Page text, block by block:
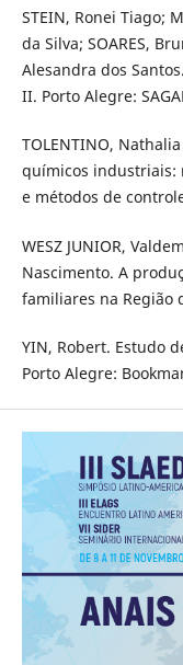
STEIN, Ronei Tiago;
da Silva; SOARES,
Alesandra dos
II. Porto Alegre:
TOLENTINO,
químicos industriais:
e métodos de
WESZ JUNIOR,
Nascimento. A
familiares na Região
YIN, Robert. Estudo
Porto Alegre: